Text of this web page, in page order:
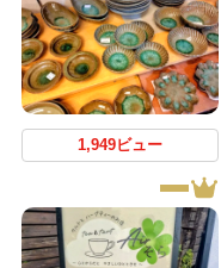
1,949ビュー